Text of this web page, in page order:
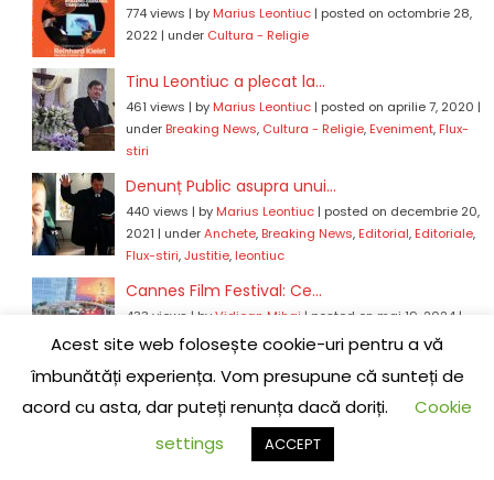
774 views | by Marius Leontiuc| posted on octombrie 28,
2022| under Cultura - Religie
Tinu Leontiuc a plecat la...
461 views | by Marius Leontiuc| posted on aprilie 7, 2020 |
under Breaking News, Cultura - Religie, Eveniment, Flux-
stiri
Denunț Public asupra unui...
440 views | by Marius Leontiuc| posted on decembrie 20,
2021 | underAnchete, Breaking News, Editorial, Editoriale,
Flux-stiri,Justitie, leontiuc
Cannes Film Festival: Ce...
433 views | byVidjean Mihai | posted on mai 19, 2024 |
underFlux-stiri
Decizie CCR: Revocarea Av...
404 views|byMarius Leontiuc|posted on iunie 30, 2021
Juridice
Acest site web folosește cookie-uri pentru a vă
îmbunătăți experiența. Vom presupune că sunteți de
acord cu asta, dar puteți renunța dacă doriți.
Cookie
settings
ACCEPT